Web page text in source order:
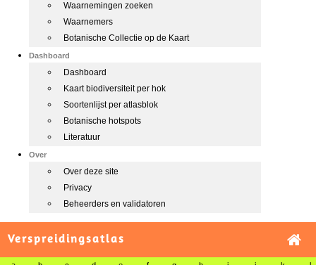
Waarnemingen zoeken
Waarnemers
Botanische Collectie op de Kaart
Dashboard
Dashboard
Kaart biodiversiteit per hok
Soortenlijst per atlasblok
Botanische hotspots
Literatuur
Over
Over deze site
Privacy
Beheerders en validatoren
Verspreidingsatlas